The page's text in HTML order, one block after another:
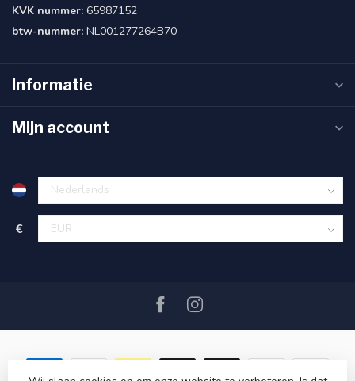
KVK nummer: 65987152
btw-nummer: NL001277264B70
Informatie
Mijn account
€